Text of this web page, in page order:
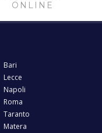
ONLINE
Bari
Lecce
Napoli
Roma
Taranto
Matera